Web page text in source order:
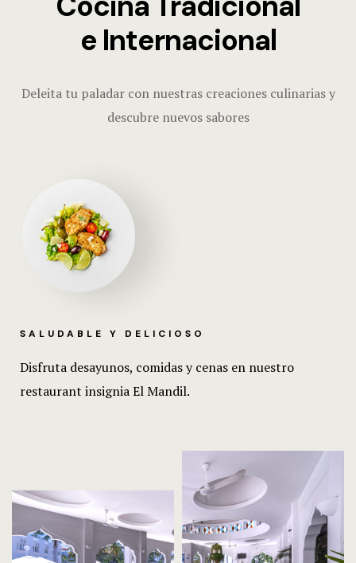
e Internacional
Deleita tu paladar con nuestras creaciones culinarias y
descubre nuevos sabores
SALUDABLE Y DELICIOSO
Disfruta desayunos, comidas y cenas en nuestro
restaurant insignia El Mandil.